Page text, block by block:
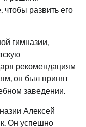
чтобы развить его
гимназии,
рекомендациям
он был принят
заведении.
Алексей
Он успешно